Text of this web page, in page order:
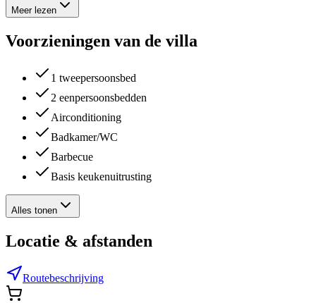
Meer lezen
Voorzieningen van de villa
1 tweepersoonsbed
2 eenpersoonsbedden
Airconditioning
Badkamer/WC
Barbecue
Basis keukenuitrusting
Alles tonen
Locatie & afstanden
Routebeschrijving